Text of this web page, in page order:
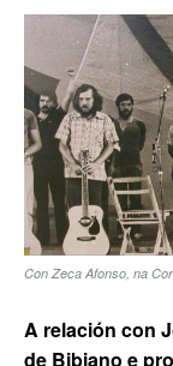
Con Zeca Afonso, na
A relación con
de Bibiano e